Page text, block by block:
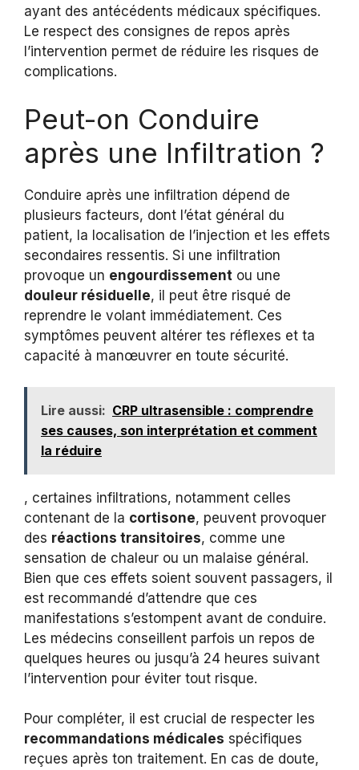
ayant des antécédents médicaux spécifiques.
Le respect des consignes de repos après
l’intervention permet de réduire les risques de
complications.
Peut-on Conduire
après une Infiltration ?
Conduire après une infiltration dépend de
plusieurs facteurs, dont l’état général du
patient, la localisation de l’injection et les effets
secondaires ressentis. Si une infiltration
provoque un engourdissement ou une
douleur résiduelle, il peut être risqué de
reprendre le volant immédiatement. Ces
symptômes peuvent altérer tes réflexes et ta
capacité à manœuvrer en toute sécurité.
Lire aussi: CRP ultrasensible : comprendre
ses causes, son interprétation et comment
la réduire
, certaines infiltrations, notamment celles
contenant de la cortisone, peuvent provoquer
des réactions transitoires, comme une
sensation de chaleur ou un malaise général.
Bien que ces effets soient souvent passagers, il
est recommandé d’attendre que ces
manifestations s’estompent avant de conduire.
Les médecins conseillent parfois un repos de
quelques heures ou jusqu’à 24 heures suivant
l’intervention pour éviter tout risque.
Pour compléter, il est crucial de respecter les
recommandations médicales spécifiques
reçues après ton traitement. En cas de doute,